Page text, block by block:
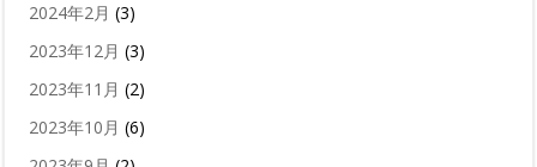
2024年2月 (3)
2023年12月 (3)
2023年11月 (2)
2023年10月 (6)